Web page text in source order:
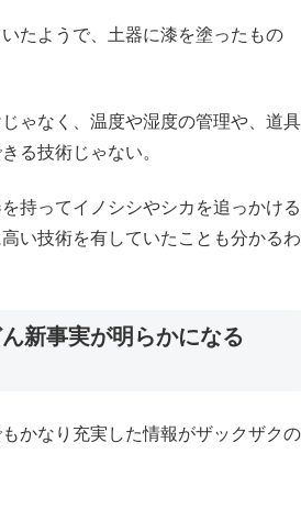
たようで、土器に漆を塗ったもの
ゃなく、温度や湿度の管理や、道具
る技術じゃない。
持ってイノシシやシカを追っかける
い技術を有していたことも分かるわ
新事実が明らかになる
かなり充実した情報がザックザクの